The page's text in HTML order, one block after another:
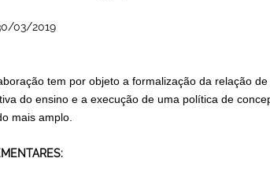
03/2019
tem por objeto a formalização da relação
do ensino e a execução de uma política de
mais amplo.